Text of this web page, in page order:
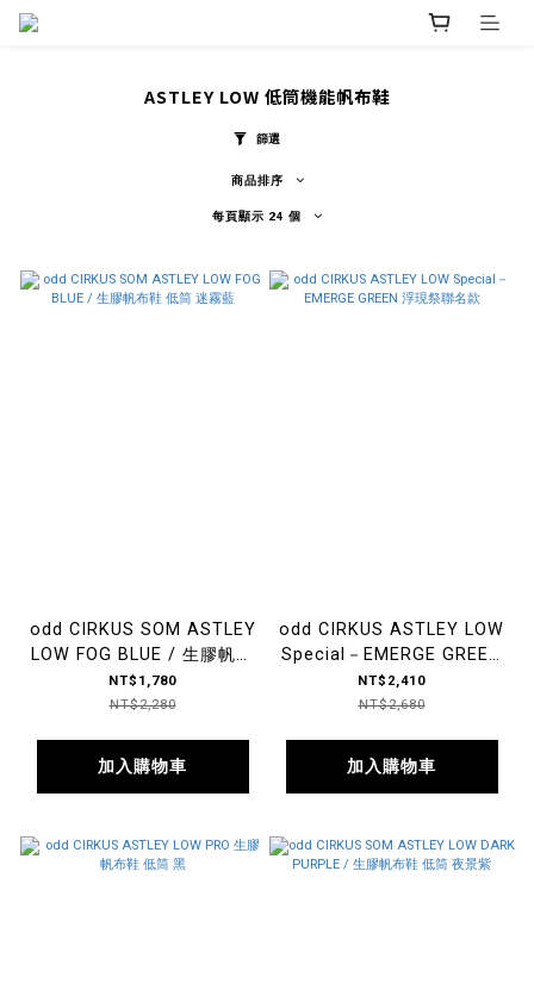
ASTLEY LOW 低筒機能帆布鞋
篩選
商品排序
每頁顯示 24 個
odd CIRKUS SOM ASTLEY
LOW FOG BLUE / 生膠帆布
鞋 低筒 迷霧藍
NT$1,780
NT$2,280
加入購物車
odd CIRKUS ASTLEY LOW
Special－EMERGE GREEN
浮現祭聯名款
NT$2,410
NT$2,680
加入購物車